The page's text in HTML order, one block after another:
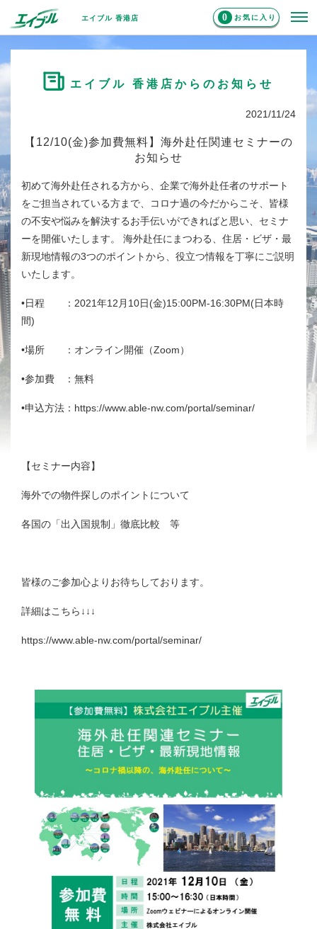
エイブル 香港店 0 お気に入り
エイブル 香港店からのお知らせ
2021/11/24
【12/10(金)参加費無料】海外赴任関連セミナーの
お知らせ
初めて海外赴任される方から、企業で海外赴任者のサポート
をご担当されている方まで、コロナ過の今だからこそ、皆様
の不安や悩みを解決するお手伝いができればと思い、セミナ
ーを開催いたします。 海外赴任にまつわる、住居・ビザ・最
新現地情報の3つのポイントから、役立つ情報を丁寧にご説明
いたします。
•日程 ：2021年12月10日(金)15:00PM-16:30PM(日本時
間)
•場所 ：オンライン開催（Zoom）
•参加費 ：無料
•申込方法： https://www.able-nw.com/portal/seminar/
【セミナー内容】
海外での物件探しのポイントについて
各国の「出入国規制」徹底比較 等
皆様のご参加心よりお待ちしております。
詳細はこちら↓↓↓
https://www.able-nw.com/portal/seminar/